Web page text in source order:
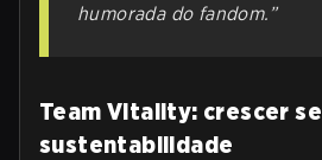
humorada do fandom.”
Team Vitality: crescer
sustentabilidade